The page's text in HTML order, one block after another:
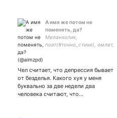
А имя же потом не
поменять, да?
Меланхолик,
поэт(#точно_стихи), омлет,
Чел считает, что депрессия бывает
от безделья. Какого хуя у меня
буквально за две недели два
человека считают, что…